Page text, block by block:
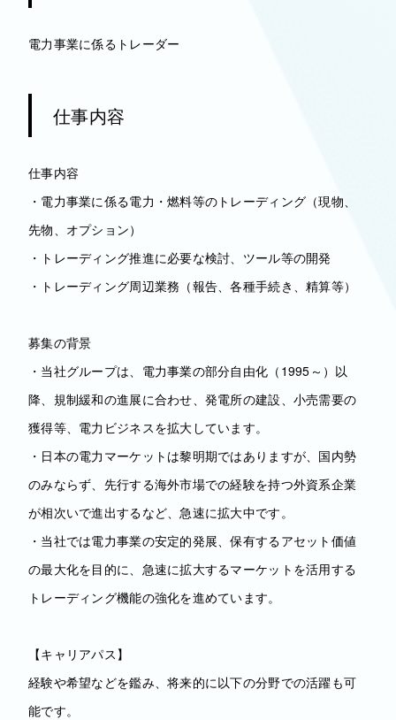
電力事業に係るトレーダー
仕事内容
仕事内容
・電力事業に係る電力・燃料等のトレーディング（現物、
先物、オプション）
・トレーディング推進に必要な検討、ツール等の開発
・トレーディング周辺業務（報告、各種手続き、精算等）
募集の背景
・当社グループは、電力事業の部分自由化（1995～）以
降、規制緩和の進展に合わせ、発電所の建設、小売需要の
獲得等、電力ビジネスを拡大しています。
・日本の電力マーケットは黎明期ではありますが、国内勢
のみならず、先行する海外市場での経験を持つ外資系企業
が相次いで進出するなど、急速に拡大中です。
・当社では電力事業の安定的発展、保有するアセット価値
の最大化を目的に、急速に拡大するマーケットを活用する
トレーディング機能の強化を進めています。
【キャリアパス】
経験や希望などを鑑み、将来的に以下の分野での活躍も可
能です。